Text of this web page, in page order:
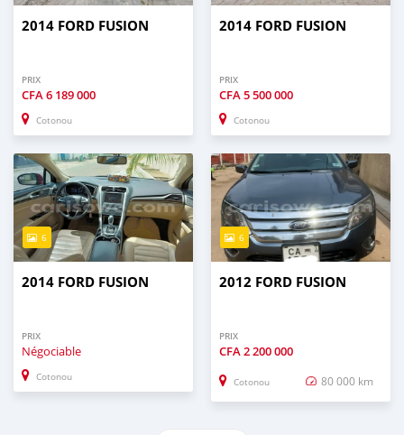
2014 FORD FUSION
PRIX
CFA6 189 000
Cotonou
2014 FORD FUSION
PRIX
CFA5 500 000
Cotonou
6
2014 FORD FUSION
PRIX
Négociable
Cotonou
6
2012 FORD FUSION
PRIX
CFA2 200 000
Cotonou 80 000 km